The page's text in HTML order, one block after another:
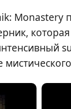
Monastery